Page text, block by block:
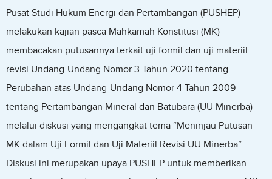
Pusat Studi Hukum Energi dan Pertambangan (PUSHEP)
melakukan kajian pasca Mahkamah Konstitusi (MK)
membacakan putusannya terkait uji formil dan uji materiil
revisi Undang-Undang Nomor 3 Tahun 2020 tentang
Perubahan atas Undang-Undang Nomor 4 Tahun 2009
tentang Pertambangan Mineral dan Batubara (UU Minerba)
melalui diskusi yang mengangkat tema “Meninjau Putusan
MK dalam Uji Formil dan Uji Materiil Revisi UU Minerba”.
Diskusi ini merupakan upaya PUSHEP untuk memberikan